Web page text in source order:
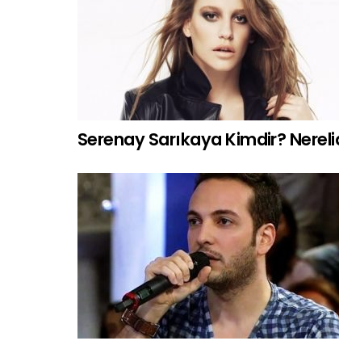
Serenay Sarıkaya Kimdir?